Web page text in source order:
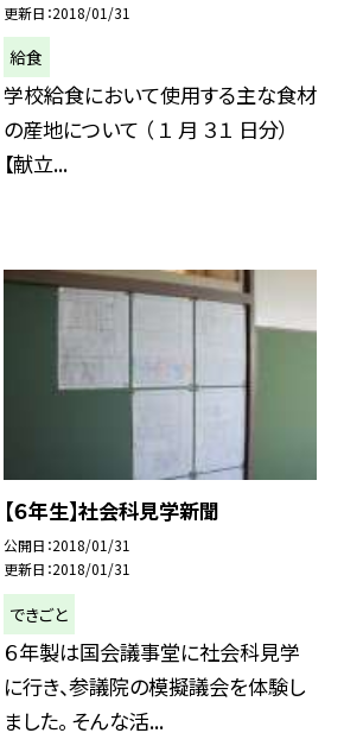
更新日 2018/01/31
給食
学校給食において使用する主な食材
の産地について （ １ 月 ３１ 日分）
【献立...
【６年生】社会科見学新聞
公開日 2018/01/31
更新日 2018/01/31
できごと
６年製は国会議事堂に社会科見学
に行き、参議院の模擬議会を体験し
ました。 そんな活...